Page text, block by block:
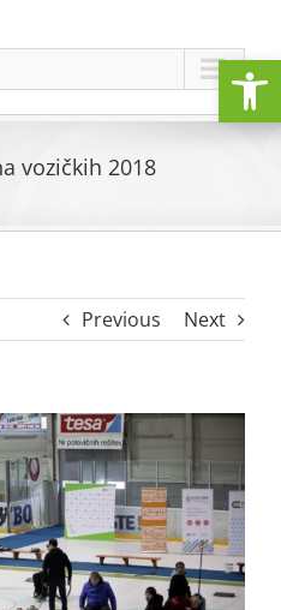
vozičkih 2018
Previous Next